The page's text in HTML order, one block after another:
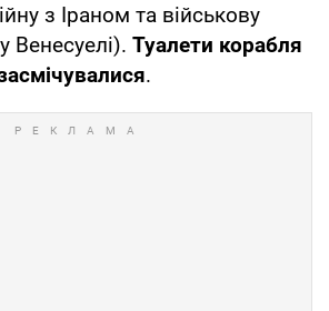
з Іраном та військову
Туалети корабля
.